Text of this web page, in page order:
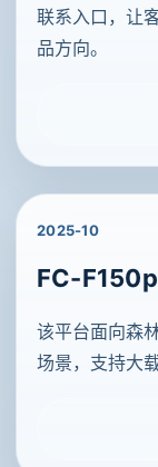
联系入口，让
品方向。
2025-10
FC-
该平台面向森
场景，支持大